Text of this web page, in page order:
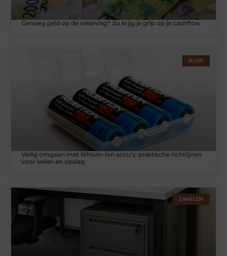
Genoeg geld op de rekening? Zo krijg je grip op je cashflow
BLOG
Veilig omgaan met lithium-ion accu's: praktische richtlijnen
voor laden en opslag
ZAKELIJK